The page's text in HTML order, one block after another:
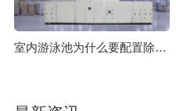
室内游泳池为什么要配置除湿机？